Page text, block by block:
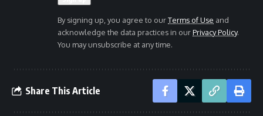
By signing up, you agree to ourTerms of Use and
acknowledge the data practices in ourPrivacy Policy.
You may unsubscribe at any time.
Share This Article